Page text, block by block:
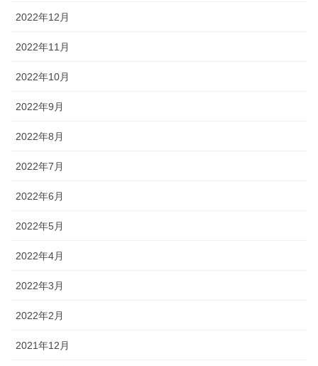
2022年12月
2022年11月
2022年10月
2022年9月
2022年8月
2022年7月
2022年6月
2022年5月
2022年4月
2022年3月
2022年2月
2021年12月